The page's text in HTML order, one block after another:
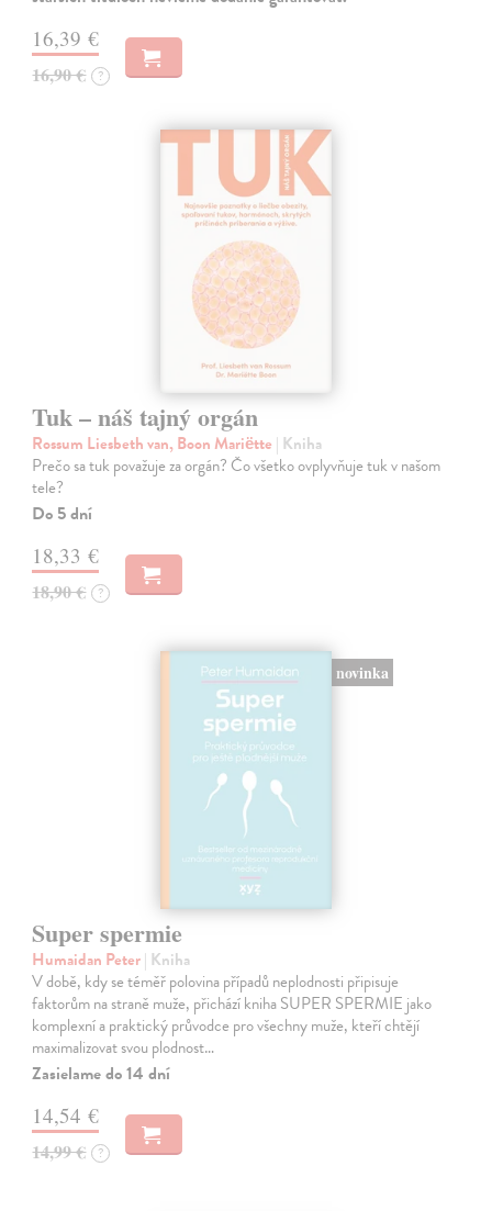
16,39 €
16,90 € ?
Tuk – náš tajný orgán
Rossum Liesbeth van, Boon Mariëtte | Kniha
Prečo sa tuk považuje za orgán? Čo všetko ovplyvňuje tuk v našom
tele?
Do 5 dní
18,33 €
18,90 € ?
novinka
Super spermie
Humaidan Peter| Kniha
V době, kdy se téměř polovina případů neplodnosti připisuje
faktorům na straně muže, přichází kniha SUPER SPERMIE jako
komplexní a praktický průvodce pro všechny muže, kteří chtějí
maximalizovat svou plodnost…
Zasielame do 14 dní
14,54 €
14,99 € ?